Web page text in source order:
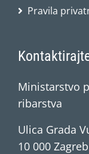
Pravila
Ministarstvo
ribarstva
Ulica Grada
10 000 Zagreb